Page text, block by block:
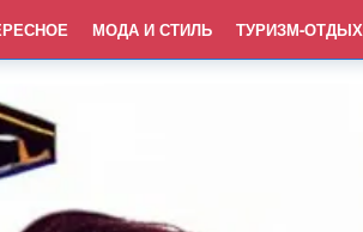
МОДА И СТИЛЬ ТУРИЗМ-ОТДЫХ